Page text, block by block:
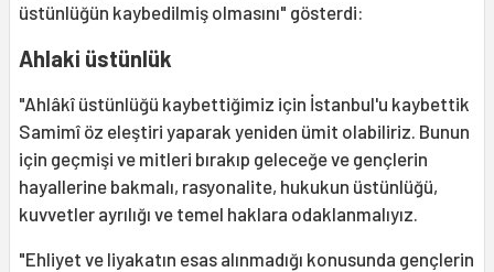
üstünlüğün kaybedilmiş olmasını" gösterdi:
Ahlaki üstünlük
"Ahlâkî üstünlüğü kaybettiğimiz için İstanbul'u kaybettik
Samimî öz eleştiri yaparak yeniden ümit olabiliriz. Bunun
için geçmişi ve mitleri bırakıp geleceğe ve gençlerin
hayallerine bakmalı, rasyonalite, hukukun üstünlüğü,
kuvvetler ayrılığı ve temel haklara odaklanmalıyız.
"Ehliyet ve liyakatın esas alınmadığı konusunda gençlerin